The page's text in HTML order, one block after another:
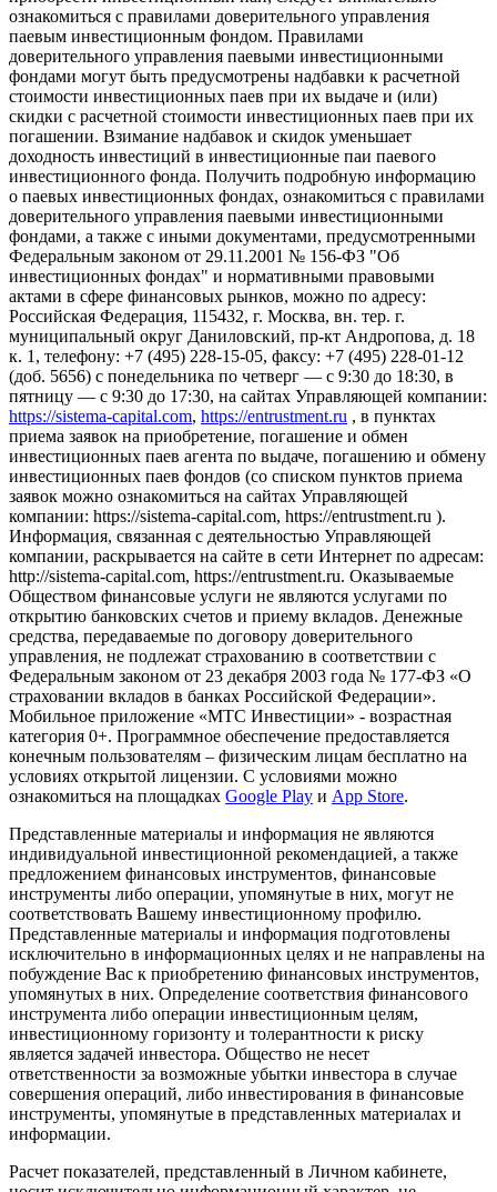
ознакомиться с правилами доверительного управления
паевым инвестиционным фондом. Правилами
доверительного управления паевыми инвестиционными
фондами могут быть предусмотрены надбавки к расчетной
стоимости инвестиционных паев при их выдаче и (или)
скидки с расчетной стоимости инвестиционных паев при их
погашении. Взимание надбавок и скидок уменьшает
доходность инвестиций в инвестиционные паи паевого
инвестиционного фонда. Получить подробную информацию
о паевых инвестиционных фондах, ознакомиться с правилами
доверительного управления паевыми инвестиционными
фондами, а также с иными документами, предусмотренными
Федеральным законом от 29.11.2001 № 156-ФЗ "Об
инвестиционных фондах" и нормативными правовыми
актами в сфере финансовых рынков, можно по адресу:
Российская Федерация, 115432, г. Москва, вн. тер. г.
муниципальный округ Даниловский, пр-кт Андропова, д. 18
к. 1, телефону: +7 (495) 228-15-05, факсу: +7 (495) 228-01-12
(доб. 5656) с понедельника по четверг — c 9:30 до 18:30, в
пятницу — с 9:30 до 17:30, на сайтах Управляющей компании:
https://sistema-capital.com, https://entrustment.ru , в пунктах
приема заявок на приобретение, погашение и обмен
инвестиционных паев агента по выдаче, погашению и обмену
инвестиционных паев фондов (со списком пунктов приема
заявок можно ознакомиться на сайтах Управляющей
компании: https://sistema-capital.com, https://entrustment.ru ).
Информация, связанная с деятельностью Управляющей
компании, раскрывается на сайте в сети Интернет по адресам:
http://sistema-capital.com, https://entrustment.ru. Оказываемые
Обществом финансовые услуги не являются услугами по
открытию банковских счетов и приему вкладов. Денежные
средства, передаваемые по договору доверительного
управления, не подлежат страхованию в соответствии с
Федеральным законом от 23 декабря 2003 года № 177-ФЗ «О
страховании вкладов в банках Российской Федерации».
Мобильное приложение «МТС Инвестиции» - возрастная
категория 0+. Программное обеспечение предоставляется
конечным пользователям – физическим лицам бесплатно на
условиях открытой лицензии. С условиями можно
ознакомиться на площадках Google Play и App Store.
Представленные материалы и информация не являются
индивидуальной инвестиционной рекомендацией, а также
предложением финансовых инструментов, финансовые
инструменты либо операции, упомянутые в них, могут не
соответствовать Вашему инвестиционному профилю.
Представленные материалы и информация подготовлены
исключительно в информационных целях и не направлены на
побуждение Вас к приобретению финансовых инструментов,
упомянутых в них. Определение соответствия финансового
инструмента либо операции инвестиционным целям,
инвестиционному горизонту и толерантности к риску
является задачей инвестора. Общество не несет
ответственности за возможные убытки инвестора в случае
совершения операций, либо инвестирования в финансовые
инструменты, упомянутые в представленных материалах и
информации.
Расчет показателей, представленный в Личном кабинете,